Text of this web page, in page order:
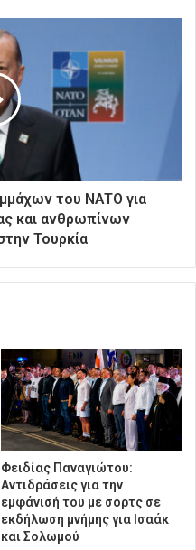
του NATO για
και ανθρωπίνων
Τουρκία
Φειδίας Παναγιώτου:
Αντιδράσεις για την
εμφάνισή του με σορτς σε
εκδήλωση μνήμης για Ισαάκ
και Σολωμού